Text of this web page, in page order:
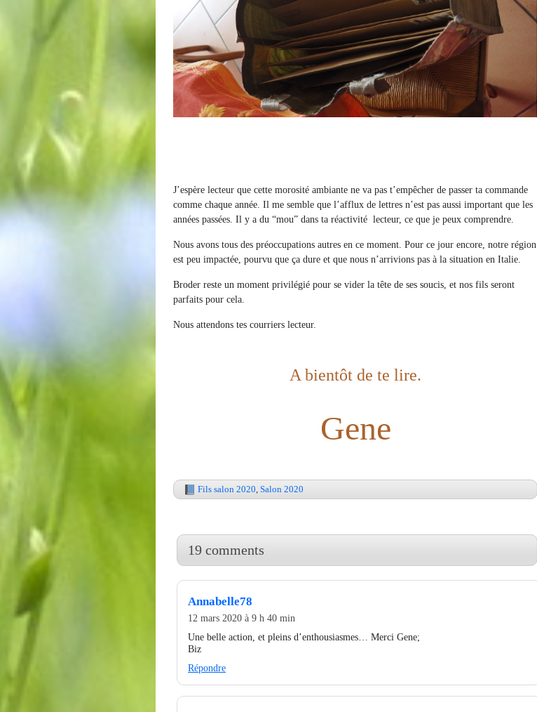
J’espère lecteur que cette morosité ambiante ne va pas t’empêcher de passer ta commande
comme chaque année. Il me semble que l’afflux de lettres n’est pas aussi important que les
années passées. Il y a du “mou” dans ta réactivité lecteur, ce que je peux comprendre.
Nous avons tous des préoccupations autres en ce moment. Pour ce jour encore, notre région
est peu impactée, pourvu que ça dure et que nous n’arrivions pas à la situation en Italie.
Broder reste un moment privilégié pour se vider la tête de ses soucis, et nos fils seront
parfaits pour cela.
Nous attendons tes courriers lecteur.
A bientôt de te lire.
Gene
Fils salon 2020, Salon 2020
19 comments
Annabelle78
12 mars 2020 à 9 h 40 min
Une belle action, et pleins d’enthousiasmes… Merci Gene;
Biz
Répondre